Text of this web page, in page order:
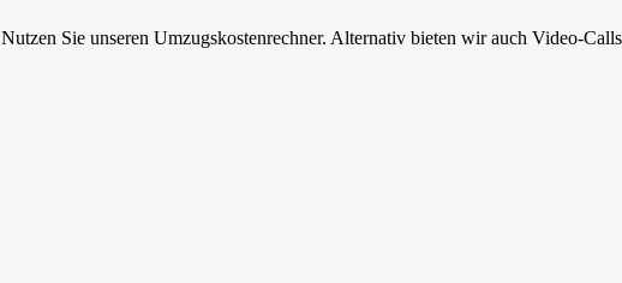
Nutzen Sie unseren Umzugskostenrechner. Alternativ bieten wir auch Video-